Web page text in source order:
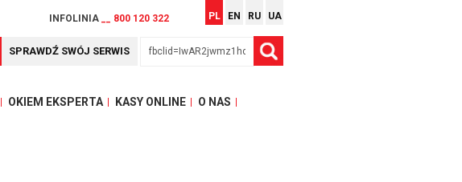
INFOLINIA __ 800 120 322 PL EN RU UA
SPRAWDŹ SWÓJ SERWIS
OKIEM EKSPERTA KASY ONLINE O NAS